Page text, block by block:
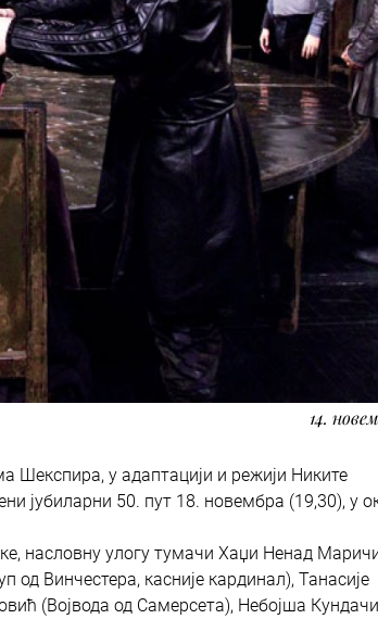
14.
Шекспира, у адаптацији и режији Никите
јубиларни 50. пут 18. новембра (19,30), у
насловну улогу тумачи Хаџи Ненад
од Винчестера, касније кардинал), Танасије
(Војвода од Самерсета), Небојша